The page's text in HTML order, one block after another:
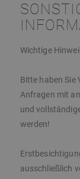
Wichtige
Bitte haben Sie
Anfragen mit
und
werden!
ausschließlich